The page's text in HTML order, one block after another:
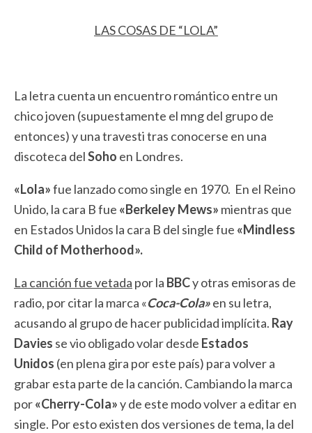
LAS COSAS DE “LOLA”
La letra cuenta un encuentro romántico entre un
chico joven (supuestamente el mng del grupo de
entonces) y una travesti tras conocerse en una
discoteca delSoho en Londres.
«Lola»fue lanzado como single en 1970. En el Reino
Unido, la cara B fue «Berkeley Mews» mientras que
en Estados Unidos la cara B del single fue «Mindless
Child of Motherhood».
La canción fue vetada por la BBCy otras emisoras de
radio, por citar la marca «Coca-Cola»en su letra,
acusando al grupo de hacer publicidad implícita. Ray
Davies se vio obligado volar desde Estados
Unidos (en plena gira por este país) para volver a
grabar esta parte de la canción. Cambiando la marca
por«Cherry-Cola»y de este modo volver a editar en
single. Por esto existen dos versiones de tema, la del